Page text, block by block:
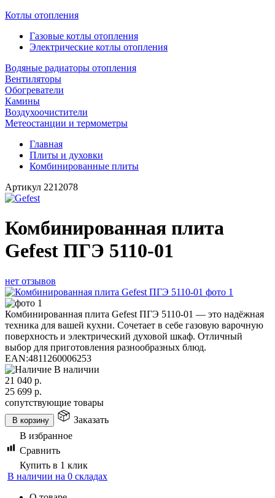
Котлы отопления
Газовые котлы отопления
Электрические котлы отопления
Водяные радиаторы отопления
Вентиляторы
Обогреватели
Камины
Воздухоочистители
Метеостанции и термометры
Главная
Плиты и духовки
Комбинированные плиты
Артикул 2212078
Комбинированная плита
Gefest ПГЭ 5110-01
нет отзывов
Комбинированная плита Gefest ПГЭ 5110-01 — это надёжная
техника для вашей кухни. Сочетает в себе газовую варочную
поверхность и электрический духовой шкаф. Отличный
выбор для приготовления разнообразных блюд.
EAN:4811260006253
В наличии
21 040 р.
25 699 р.
сопутствующие товары
В корзину
Заказать
В избранное
Сравнить
Купить в 1 клик
В наличии на 0 складах